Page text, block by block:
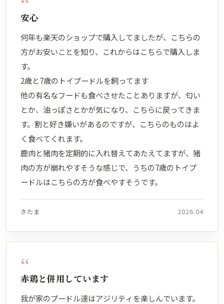
安心
何年も楽天のショップで購入してましたが、こちらの
方がお安いことを知り、これからはこちらで購入しま
す。
2歳と7歳のトイプードルを飼ってます
他の有名なフードも食べさせたことありますが、匂い
とか、油っぽさとかが気になり、こちらに戻ってきま
す。割と好き嫌いがあるのですが、こちらのものはよ
く食べてくれます。
鹿肉と猪肉を定期的に入れ替えてあたえてますが、猪
肉の方が崩れやすそうな感じで、うちの7歳のトイプ
ードルはこちらの方が食べやすそうです。
さたま 2026.04
“
赤鶏と併用しています
我が家のプードル達はアジリティを楽しんでいます。